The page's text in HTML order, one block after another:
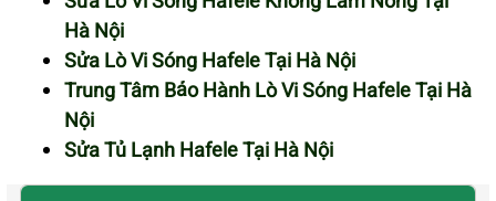
Hà Nội
Sửa Lò Vi Sóng Hafele Tại Hà Nội
Trung Tâm Bảo Hành Lò Vi Sóng Hafele Tại Hà
Nội
Sửa Tủ Lạnh Hafele Tại Hà Nội